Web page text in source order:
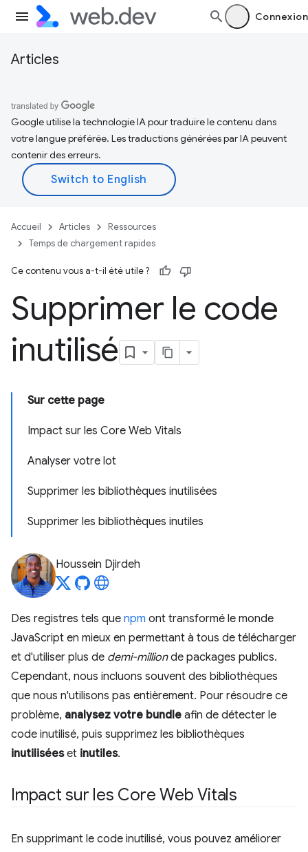
Connexion
Articles
Google utilise la technologie IA pour traduire le contenu dans
votre langue préférée. Les traductions générées par IA peuvent
contenir des erreurs.
Accueil Articles
Ressources
Temps de chargement rapides
Ce contenu vous a-t-il été utile ?
Supprimer le code
inutilisé
Sur cette page
Impact sur les Core Web Vitals
Analyser votre lot
Supprimer les bibliothèques inutilisées
Supprimer les bibliothèques inutiles
Houssein Djirdeh
Des registres tels que npm ont transformé le monde
JavaScript en mieux en permettant à tous de télécharger
et d'utiliser plus de demi-millionde packages publics.
Cependant, nous incluons souvent des bibliothèques
que nous n'utilisons pas entièrement. Pour résoudre ce
problème, analysez votre bundle afin de détecter le
code inutilisé, puis supprimez les bibliothèques
inutiliséeset inutiles.
Impact sur les Core Web Vitals
En supprimant le code inutilisé, vous pouvez améliorer